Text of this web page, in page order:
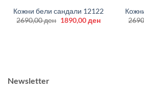
Кожни бели сандали 12122
2690,00ден Original
1890,00денCurrent
Newsletter